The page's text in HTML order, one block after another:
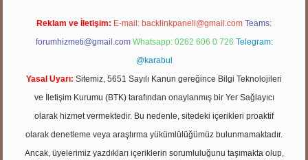
Reklam ve İletişim: E-mail: backlinkpaneli@gmail.com Teams:
forumhizmeti@gmail.com Whatsapp: 0262 606 0 726 Telegram:
@karabul
Yasal Uyarı: Sitemiz, 5651 Sayılı Kanun gereğince Bilgi Teknolojileri
ve İletişim Kurumu (BTK) tarafından onaylanmış bir Yer Sağlayıcı
olarak hizmet vermektedir. Bu nedenle, sitedeki içerikleri proaktif
olarak denetleme veya araştırma yükümlülüğümüz bulunmamaktadır.
Ancak, üyelerimiz yazdıkları içeriklerin sorumluluğunu taşımakta olup,